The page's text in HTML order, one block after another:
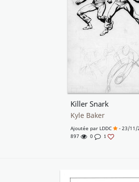
Killer Snark
Kyle Baker
Ajoutée par LDDC
- 23/11/
897
0 1